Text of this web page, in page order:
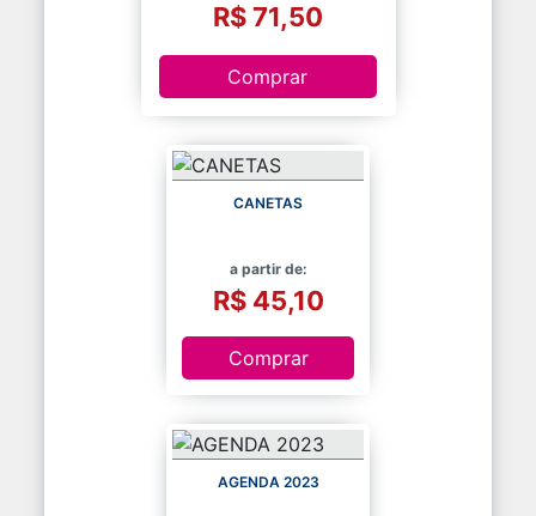
R$ 71,50
Comprar
CANETAS
a partir de:
R$ 45,10
Comprar
AGENDA 2023